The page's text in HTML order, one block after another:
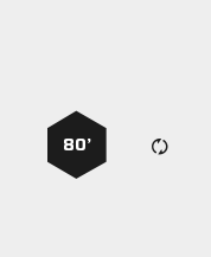
80’